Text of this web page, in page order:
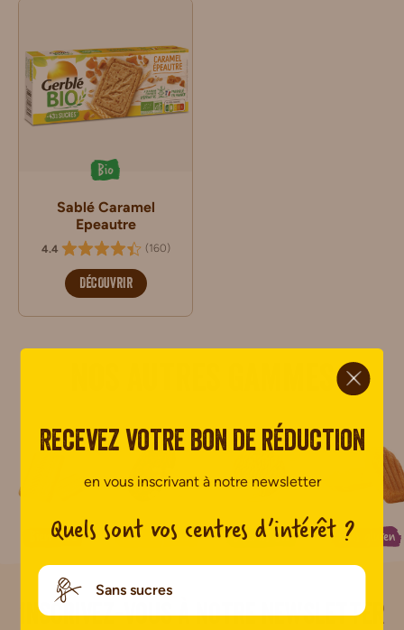
Bio
Sablé Caramel
Epeautre
4.4 (160)
DÉCOUVRIR
Bien-être Petit-déjeuner Biscuits Bio Sans gluten
Inscrivez-vous à notre newsletter
Recevez votre bon de réduction
en vous inscrivant à notre newsletter
Quels sont vos centres d’intérêt ?
Sans sucres